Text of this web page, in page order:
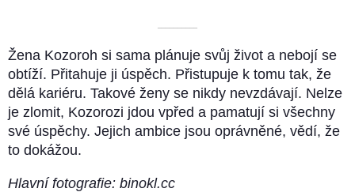
––––––––––
Žena Kozoroh si sama plánuje svůj život a nebojí se
obtíží. Přitahuje ji úspěch. Přistupuje k tomu tak, že
dělá kariéru. Takové ženy se nikdy nevzdávají. Nelze
je zlomit, Kozorozi jdou vpřed a pamatují si všechny
své úspěchy. Jejich ambice jsou oprávněné, vědí, že
to dokážou.
Hlavní fotografie: binokl.cc